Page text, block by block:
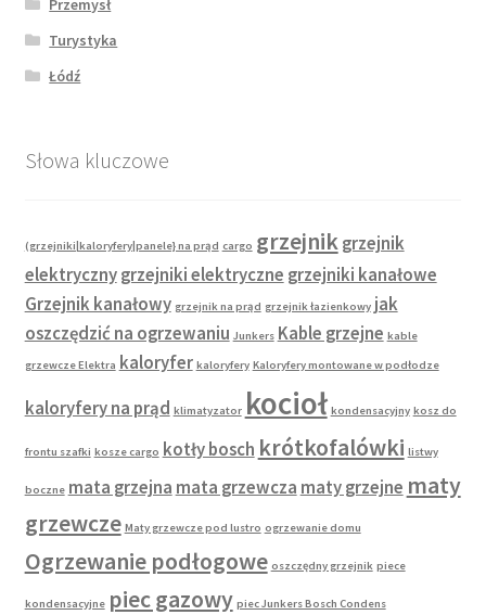
Przemysł
Turystyka
Łódź
Słowa kluczowe
(grzejniki|kaloryfery|panele} na prąd cargo grzejnik grzejnik
elektryczny grzejniki elektryczne grzejniki kanałowe
Grzejnik kanałowy grzejnik na prąd grzejnik łazienkowy jak
oszczędzić na ogrzewaniu Junkers Kable grzejne kable
grzewcze Elektra kaloryfer kaloryfery Kaloryfery montowane w podłodze
kaloryfery na prąd klimatyzator kocioł kondensacyjny kosz do
frontu szafki kosze cargo kotły bosch krótkofalówki listwy
boczne mata grzejna mata grzewcza maty grzejne maty
grzewcze Maty grzewcze pod lustro ogrzewanie domu
Ogrzewanie podłogowe oszczędny grzejnik piece
kondensacyjne piec gazowy piec Junkers Bosch Condens